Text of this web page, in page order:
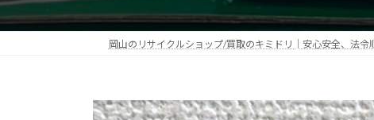
プ
動
岡山のリサイクルショップ/買取のキミドリ│安心安全、法令